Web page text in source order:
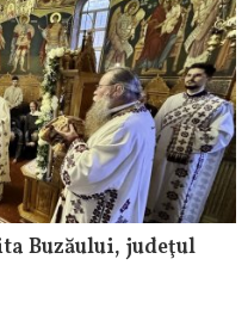
Buzăului, judeţul